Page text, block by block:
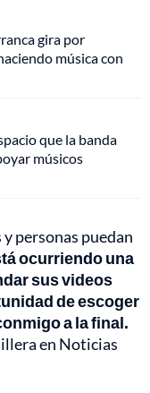
gira por
música con
que la banda
músicos
personas puedan
ocurriendo una
sus videos
de escoger
a la final.
en Noticias